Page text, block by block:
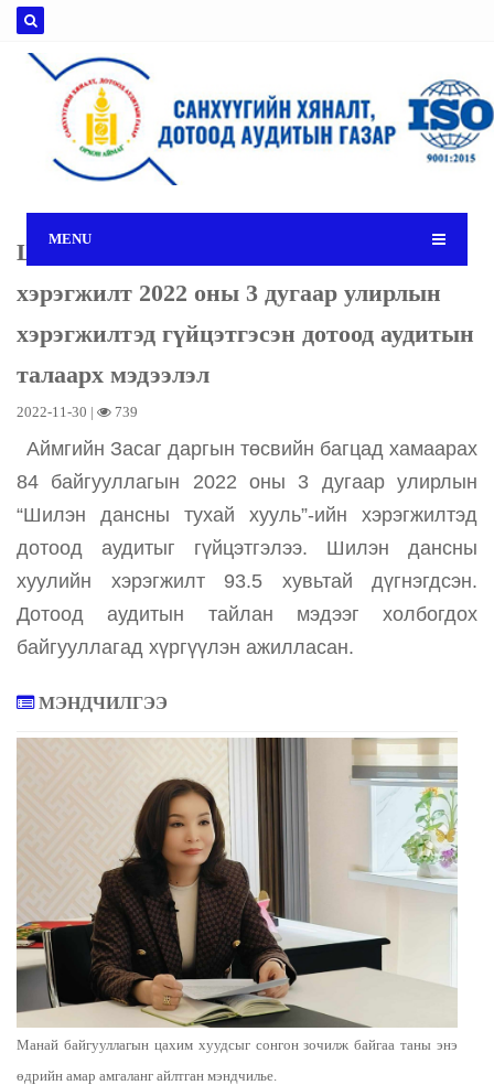
MENU
Шилэн дансны тухай хуулийн
хэрэгжилт 2022 оны 3 дугаар улирлын
хэрэгжилтэд гүйцэтгэсэн дотоод аудитын
талаарх мэдээлэл
2022-11-30 | 739
Аймгийн Засаг даргын төсвийн багцад хамаарах
84 байгууллагын 2022 оны 3 дугаар улирлын
“Шилэн дансны тухай хууль”-ийн хэрэгжилтэд
дотоод аудитыг гүйцэтгэлээ. Шилэн дансны
хуулийн хэрэгжилт 93.5 хувьтай дүгнэгдсэн.
Дотоод аудитын тайлан мэдээг холбогдох
байгууллагад хүргүүлэн ажилласан.
МЭНДЧИЛГЭЭ
Манай байгууллагын цахим хуудсыг сонгон зочилж байгаа таны энэ
өдрийн амар амгаланг айлтган мэндчилье.